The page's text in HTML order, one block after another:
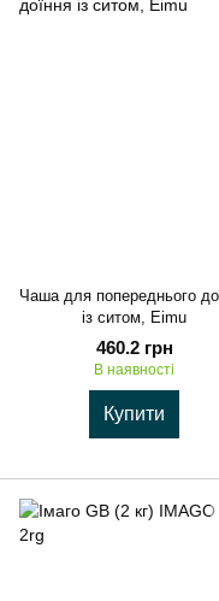
Чаша для попереднього
із ситом, Eimu
460.2 грн
В наявності
Купити